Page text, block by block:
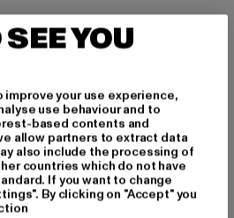
-39%YOU
your use experience,
use behaviour and to
based contents and
allow partners to extract data
also include the processing of
countries which do not have
If you want to change
By clicking on "Accept" you